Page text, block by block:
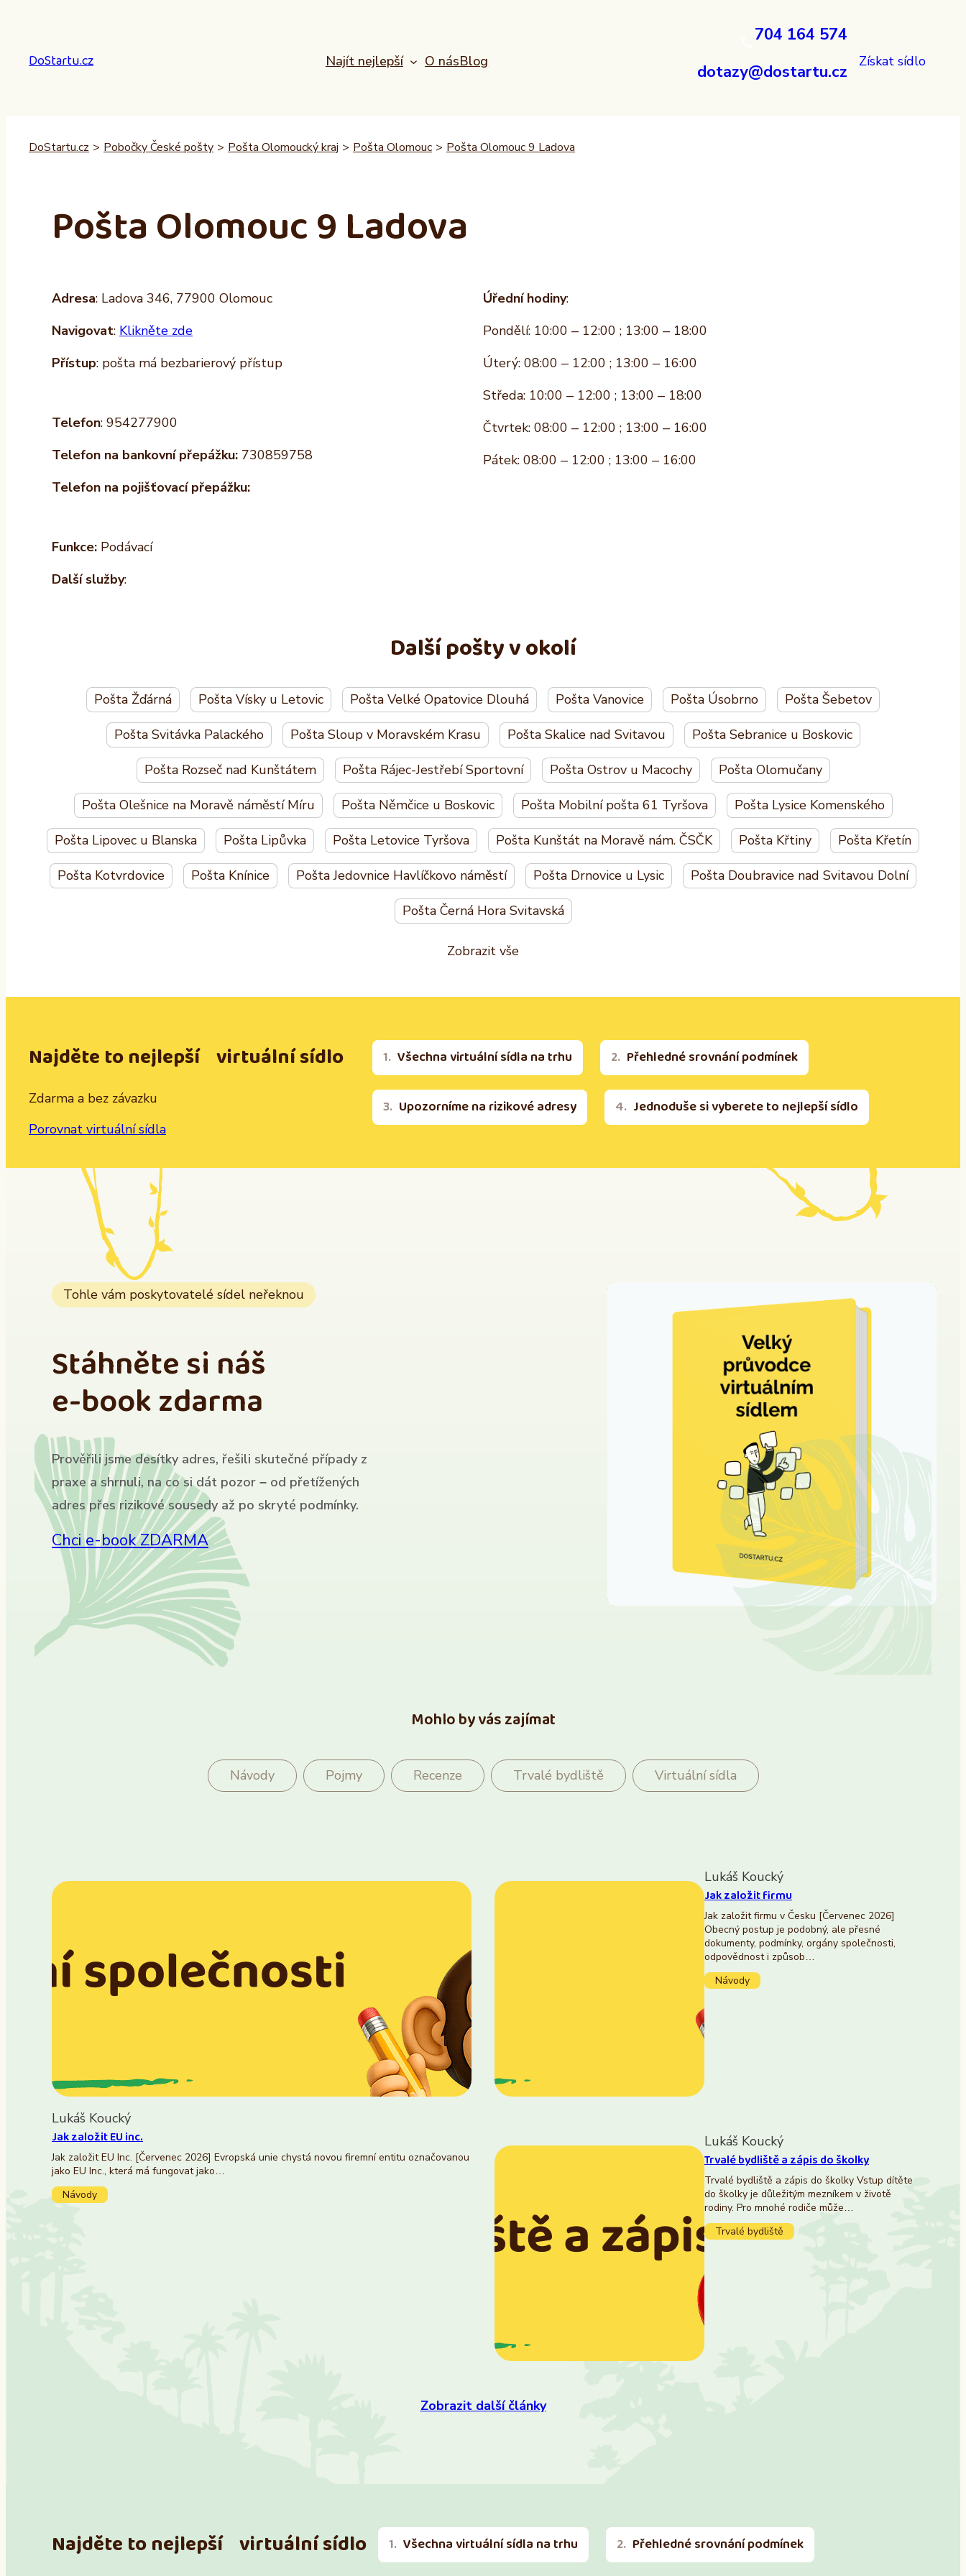
DoStartu.cz Najít nejlepší O násBlog
704 164 574
dotazy@dostartu.cz
Získat sídlo
DoStartu.cz > Pobočky České pošty > Pošta Olomoucký kraj > Pošta Olomouc > Pošta Olomouc 9 Ladova
Pošta Olomouc 9 Ladova
Adresa: Ladova 346, 77900 Olomouc
Navigovat: Klikněte zde
Přístup: pošta má bezbarierový přístup
Telefon: 954277900
Telefon na bankovní přepážku: 730859758
Telefon na pojišťovací přepážku:
Úřední hodiny:
Pondělí: 10:00 – 12:00 ; 13:00 – 18:00
Úterý: 08:00 – 12:00 ; 13:00 – 16:00
Středa: 10:00 – 12:00 ; 13:00 – 18:00
Čtvrtek: 08:00 – 12:00 ; 13:00 – 16:00
Pátek: 08:00 – 12:00 ; 13:00 – 16:00
Funkce: Podávací
Další služby:
Další pošty v okolí
Pošta Žďárná Pošta Vísky u Letovic Pošta Velké Opatovice Dlouhá Pošta Vanovice Pošta Úsobrno Pošta Šebetov
Pošta Svitávka Palackého Pošta Sloup v Moravském Krasu Pošta Skalice nad Svitavou Pošta Sebranice u Boskovic
Pošta Rozseč nad Kunštátem Pošta Rájec-Jestřebí Sportovní Pošta Ostrov u Macochy Pošta Olomučany
Pošta Olešnice na Moravě náměstí Míru Pošta Němčice u Boskovic Pošta Mobilní pošta 61 Tyršova Pošta Lysice Komenského
Pošta Lipovec u Blanska Pošta Lipůvka Pošta Letovice Tyršova Pošta Kunštát na Moravě nám. ČSČK Pošta Křtiny Pošta Křetín
Pošta Kotvrdovice Pošta Knínice Pošta Jedovnice Havlíčkovo náměstí Pošta Drnovice u Lysic Pošta Doubravice nad Svitavou Dolní
Pošta Černá Hora Svitavská
Zobrazit vše
Najděte to nejlepší virtuální sídlo
Zdarma a bez závazku
Porovnat virtuální sídla
Všechna virtuální sídla na trhu Přehledné srovnání podmínek
Upozorníme na rizikové adresy Jednoduše si vyberete to nejlepší sídlo
Tohle vám poskytovatelé sídel neřeknou
Stáhněte si náš
e-book zdarma
Prověřili jsme desítky adres, řešili skutečné případy z
praxe a shrnuli, na co si dát pozor – od přetížených
adres přes rizikové sousedy až po skryté podmínky.
Chci e-book ZDARMA
Mohlo by vás zajímat
Návody Pojmy Recenze Trvalé bydliště Virtuální sídla
Lukáš Koucký
Jak založit EU inc.
Jak založit EU Inc. [Červenec 2026] Evropská unie chystá novou firemní entitu označovanou
jako EU Inc., která má fungovat jako…
Návody
Lukáš Koucký
Jak založit firmu
Jak založit firmu v Česku [Červenec 2026]
Obecný postup je podobný, ale přesné
dokumenty, podmínky, orgány společnosti,
odpovědnost i způsob…
Návody
Lukáš Koucký
Trvalé bydliště a zápis do školky
Trvalé bydliště a zápis do školky Vstup dítěte
do školky je důležitým mezníkem v životě
rodiny. Pro mnohé rodiče může…
Trvalé bydliště
Zobrazit další články
Najděte to nejlepší virtuální sídlo Všechna virtuální sídla na trhu Přehledné srovnání podmínek